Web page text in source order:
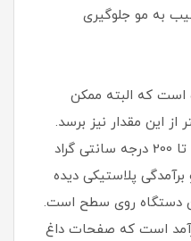
به مو جلوگیری
درجه ثابت است که البته ممکن
از این مقدار نیز برسد.
حداکثر دمای این فر کننده 120 تا 200 درجه سانتی گراد
پلاستیکی دیده
دستگاه روی سطح است.
است که صفحات داغ